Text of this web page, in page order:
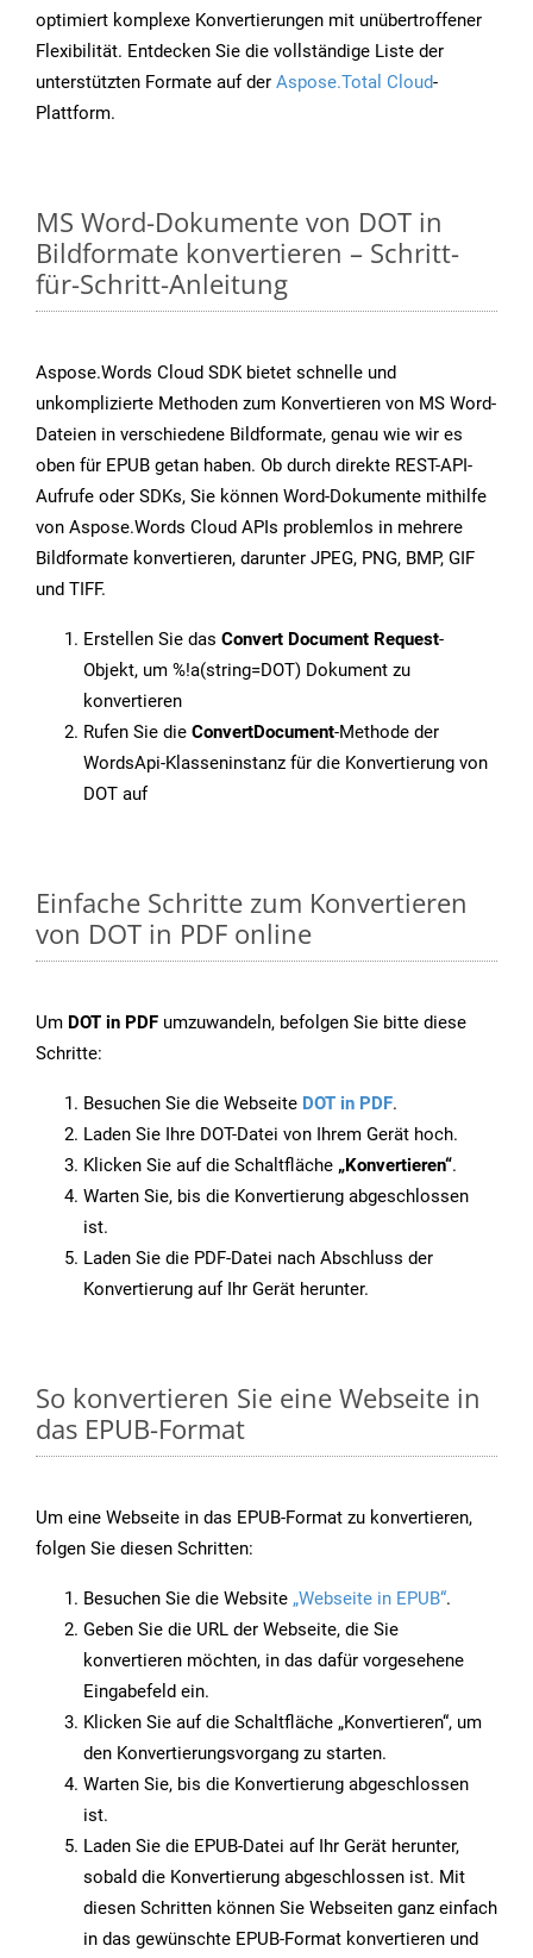
optimiert komplexe Konvertierungen mit unübertroffener
Flexibilität. Entdecken Sie die vollständige Liste der
unterstützten Formate auf der Aspose.Total Cloud-
Plattform.
MS Word-Dokumente von DOT in
Bildformate konvertieren – Schritt-
für-Schritt-Anleitung
Aspose.Words Cloud SDK bietet schnelle und
unkomplizierte Methoden zum Konvertieren von MS Word-
Dateien in verschiedene Bildformate, genau wie wir es
oben für EPUB getan haben. Ob durch direkte REST-API-
Aufrufe oder SDKs, Sie können Word-Dokumente mithilfe
von Aspose.Words Cloud APIs problemlos in mehrere
Bildformate konvertieren, darunter JPEG, PNG, BMP, GIF
und TIFF.
Erstellen Sie das Convert Document Request-
Objekt, um %!a(string=DOT) Dokument zu
konvertieren
Rufen Sie die ConvertDocument-Methode der
WordsApi-Klasseninstanz für die Konvertierung von
DOT auf
Einfache Schritte zum Konvertieren
von DOT in PDF online
Um DOT in PDF umzuwandeln, befolgen Sie bitte diese
Schritte:
Besuchen Sie die Webseite DOT in PDF.
Laden Sie Ihre DOT-Datei von Ihrem Gerät hoch.
Klicken Sie auf die Schaltfläche „Konvertieren“.
Warten Sie, bis die Konvertierung abgeschlossen
ist.
Laden Sie die PDF-Datei nach Abschluss der
Konvertierung auf Ihr Gerät herunter.
So konvertieren Sie eine Webseite in
das EPUB-Format
Um eine Webseite in das EPUB-Format zu konvertieren,
folgen Sie diesen Schritten:
Besuchen Sie die Website „Webseite in EPUB“.
Geben Sie die URL der Webseite, die Sie
konvertieren möchten, in das dafür vorgesehene
Eingabefeld ein.
Klicken Sie auf die Schaltfläche „Konvertieren“, um
den Konvertierungsvorgang zu starten.
Warten Sie, bis die Konvertierung abgeschlossen
ist.
Laden Sie die EPUB-Datei auf Ihr Gerät herunter,
sobald die Konvertierung abgeschlossen ist. Mit
diesen Schritten können Sie Webseiten ganz einfach
in das gewünschte EPUB-Format konvertieren und